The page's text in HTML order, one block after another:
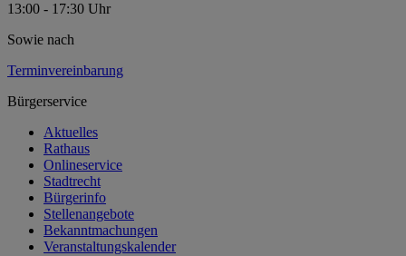
13:00 - 17:30 Uhr
Sowie nach
Terminvereinbarung
Bürgerservice
Aktuelles
Rathaus
Onlineservice
Stadtrecht
Bürgerinfo
Stellenangebote
Bekanntmachungen
Veranstaltungskalender